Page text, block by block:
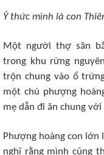
Ý thức mình là con
Một người thợ săn
trong khu rừng
trộn chung vào ổ
một chú phượng
mẹ dẫn đi ăn chung với
Phượng hoàng con lớn
nghĩ rằng mình cũng